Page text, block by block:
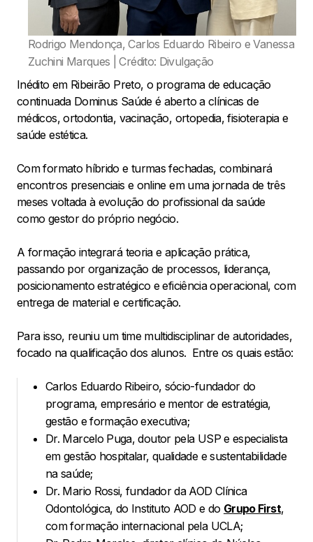
Rodrigo Mendonça, Carlos Eduardo Ribeiro e Vanessa
Zuchini Marques | Crédito: Divulgação
Inédito em Ribeirão Preto, o programa de educação
continuada Dominus Saúde é aberto a clínicas de
médicos, ortodontia, vacinação, ortopedia, fisioterapia e
saúde estética.
Com formato híbrido e turmas fechadas, combinará
encontros presenciais e online em uma jornada de três
meses voltada à evolução do profissional da saúde
como gestor do próprio negócio.
A formação integrará teoria e aplicação prática,
passando por organização de processos, liderança,
posicionamento estratégico e eficiência operacional, com
entrega de material e certificação.
Para isso, reuniu um time multidisciplinar de autoridades,
focado na qualificação dos alunos. Entre os quais estão:
Carlos Eduardo Ribeiro, sócio-fundador do
programa, empresário e mentor de estratégia,
gestão e formação executiva;
Dr. Marcelo Puga, doutor pela USP e especialista
em gestão hospitalar, qualidade e sustentabilidade
na saúde;
Dr. Mario Rossi, fundador da AOD Clínica
Odontológica, do Instituto AOD e do Grupo First,
com formação internacional pela UCLA;